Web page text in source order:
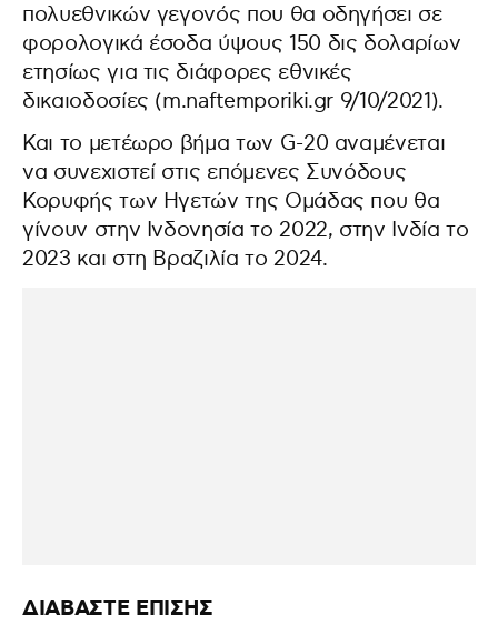
πολυεθνικών γεγονός που θα οδηγήσει σε
φορολογικά έσοδα ύψους 150 δις δολαρίων
ετησίως για τις διάφορες εθνικές
δικαιοδοσίες (m.naftemporiki.gr 9/10/2021).
Και το μετέωρο βήμα των G-20 αναμένεται
να συνεχιστεί στις επόμενες Συνόδους
Κορυφής των Ηγετών της Ομάδας που θα
γίνουν στην Ινδονησία το 2022, στην Ινδία το
2023 και στη Βραζιλία το 2024.
ΔΙΑΒΑΣΤΕ ΕΠΙΣΗΣ